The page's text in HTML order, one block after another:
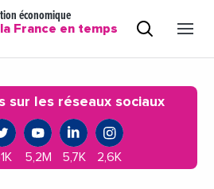
économique
France en temps
sur les réseaux sociaux
5,2M 5,7K 2,6K